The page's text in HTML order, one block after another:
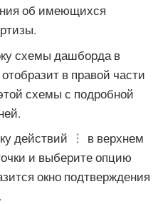
об имеющихся
схемы дашборда в
в правой части
схемы с подробной
действий
в верхнем
и выберите опцию
окно подтверждения